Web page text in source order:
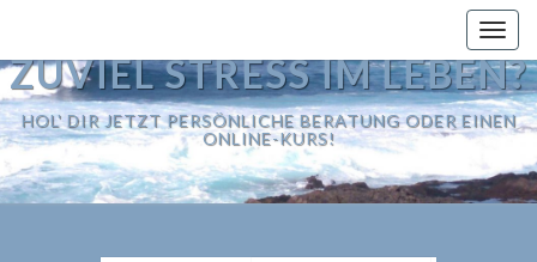
ZUVIEL STRESS IM LEBEN?
HOL' DIR JETZT PERSÖNLICHE BERATUNG ODER EINEN
ONLINE-KURS!